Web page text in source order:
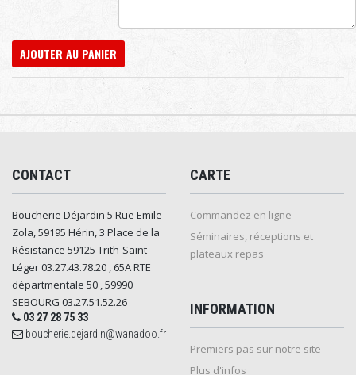
AJOUTER AU PANIER
CONTACT
Boucherie Déjardin 5 Rue Emile
Zola, 59195 Hérin, 3 Place de la
Résistance 59125 Trith-Saint-
Léger 03.27.43.78.20 , 65A RTE
départmentale 50 , 59990
SEBOURG 03.27.51.52.26
03 27 28 75 33
boucherie.dejardin@wanadoo.fr
CARTE
Commandez en ligne
Séminaires, réceptions et
plateaux repas
INFORMATION
Premiers pas sur notre site
Plus d'infos